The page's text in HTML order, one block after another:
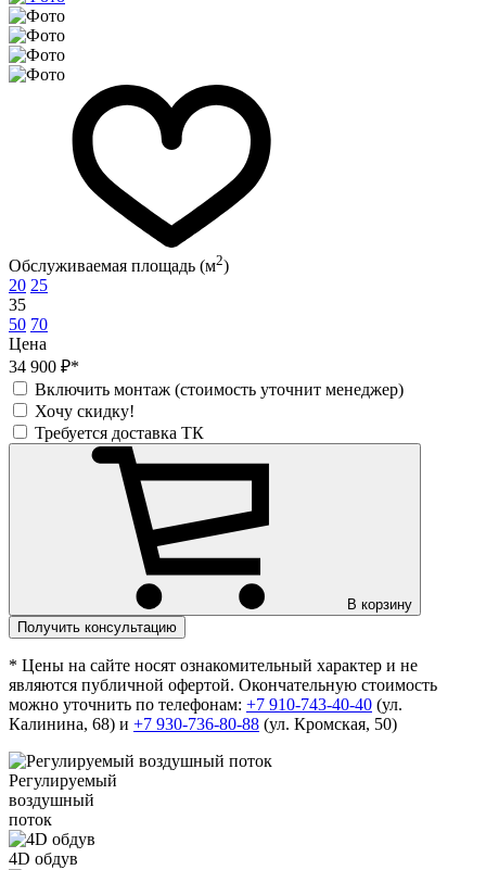
Обслуживаемая площадь (м2)
20 25
35
50 70
Цена
34 900 ₽*
Включить монтаж (стоимость уточнит менеджер)
Хочу скидку!
Требуется доставка ТК
В корзину
Получить консультацию
* Цены на сайте носят ознакомительный характер и не
являются публичной офертой. Окончательную стоимость
можно уточнить по телефонам: +7 910-743-40-40 (ул.
Калинина, 68) и +7 930-736-80-88 (ул. Кромская, 50)
Регулируемый
воздушный
поток
4D обдув